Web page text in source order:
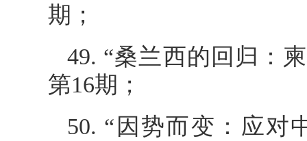
期；
49. “桑兰西的回归：
第16期；
50. “因势而变：应对